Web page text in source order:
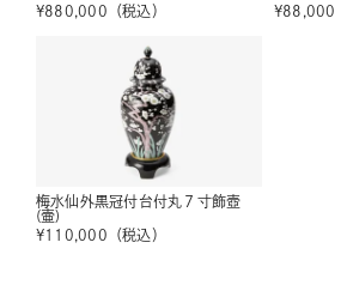
¥880,000 （税込）
¥88,000
梅水仙外黒冠付台付丸７寸飾壺
(壷)
¥110,000 （税込）